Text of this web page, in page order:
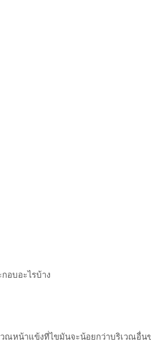
อบอะไรบ้าง
ณหน้าแข้งที่ไขมันจะน้อยกว่าบริเวณอื่น